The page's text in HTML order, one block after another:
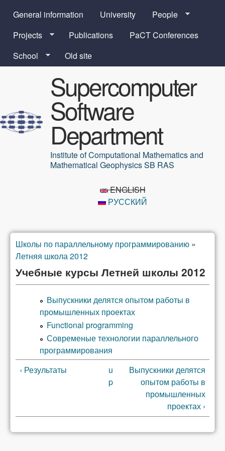
General information University
People
Projects
Publications
PaCT Conferences
School
Old site
Supercomputer
Software
Department
Institute of Computational Mathematics and
Mathematical Geophysics SB RAS
ENGLISH
РУССКИЙ
You are here
Школы по параллельному программированию »
Летняя школа 2012
Учебные курсы Летней школы 2012
Выпускники делятся опытом работы в
промышленных проектах
Functional programming
Современые технологии параллельного
программирования
‹ Результаты
u
p
Выпускники делятся
опытом работы в
промышленных
проектах ›